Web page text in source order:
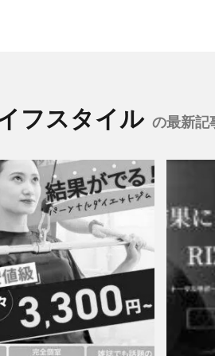
フスタイル の最新記